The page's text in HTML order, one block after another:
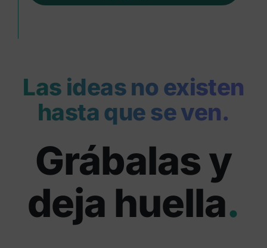
Las ideas no existen
hasta que se ven.
Grábalas y
deja huella.